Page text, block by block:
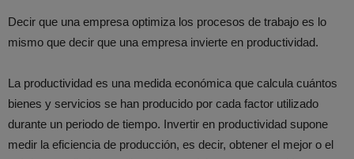
Decir que una empresa optimiza los procesos de trabajo es lo
mismo que decir que una empresa invierte en productividad.
La productividad es una medida económica que calcula cuántos
bienes y servicios se han producido por cada factor utilizado
durante un periodo de tiempo. Invertir en productividad supone
medir la eficiencia de producción, es decir, obtener el mejor o el